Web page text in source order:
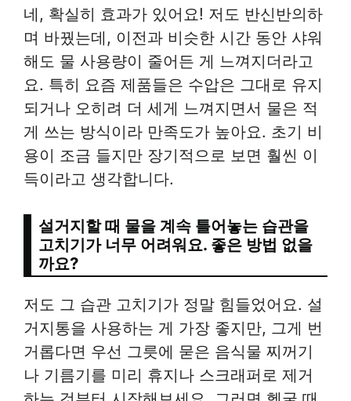
네, 확실히 효과가 있어요! 저도 반신반의하
며 바꿨는데, 이전과 비슷한 시간 동안 샤워
해도 물 사용량이 줄어든 게 느껴지더라고
요. 특히 요즘 제품들은 수압은 그대로 유지
되거나 오히려 더 세게 느껴지면서 물은 적
게 쓰는 방식이라 만족도가 높아요. 초기 비
용이 조금 들지만 장기적으로 보면 훨씬 이
득이라고 생각합니다.
설거지할 때 물을 계속 틀어놓는 습관을
고치기가 너무 어려워요. 좋은 방법 없을
까요?
저도 그 습관 고치기가 정말 힘들었어요. 설
거지통을 사용하는 게 가장 좋지만, 그게 번
거롭다면 우선 그릇에 묻은 음식물 찌꺼기
나 기름기를 미리 휴지나 스크래퍼로 제거